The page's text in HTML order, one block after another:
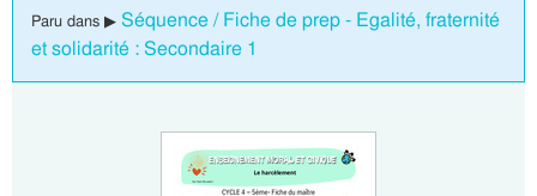
Paru dans ▶ Séquence / Fiche de prep - Egalité, fraternité
et solidarité : Secondaire 1